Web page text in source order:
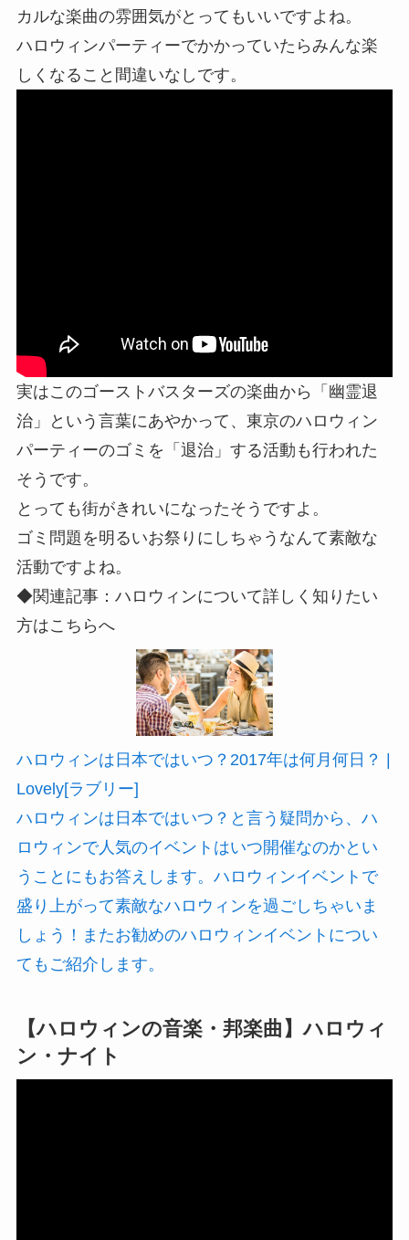
カルな楽曲の雰囲気がとってもいいですよね。
ハロウィンパーティーでかかっていたらみんな楽
しくなること間違いなしです。
実はこのゴーストバスターズの楽曲から「幽霊退
治」という言葉にあやかって、東京のハロウィン
パーティーのゴミを「退治」する活動も行われた
そうです。
とっても街がきれいになったそうですよ。
ゴミ問題を明るいお祭りにしちゃうなんて素敵な
活動ですよね。
◆関連記事：ハロウィンについて詳しく知りたい
方はこちらへ
ハロウィンは日本ではいつ？2017年は何月何日？ |
Lovely[ラブリー]
ハロウィンは日本ではいつ？と言う疑問から、ハ
ロウィンで人気のイベントはいつ開催なのかとい
うことにもお答えします。ハロウィンイベントで
盛り上がって素敵なハロウィンを過ごしちゃいま
しょう！またお勧めのハロウィンイベントについ
てもご紹介します。
【ハロウィンの音楽・邦楽曲】ハロウィ
ン・ナイト